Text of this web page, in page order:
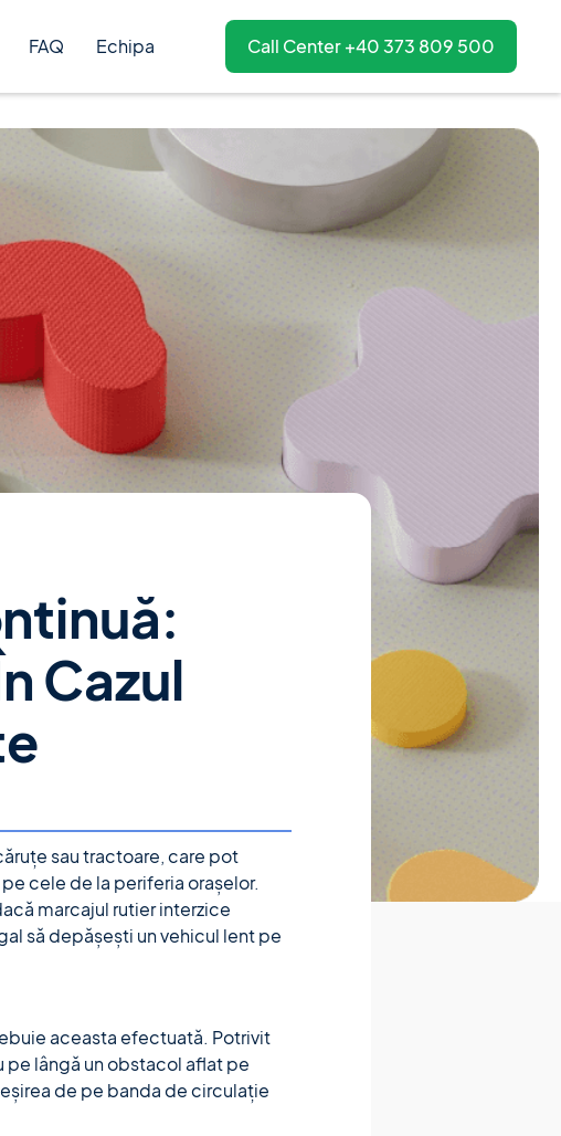
FAQ Echipa Call Center +40 373 809 500
Cazul
sau tractoare, care pot
cele de la periferia orașelor.
marcajul rutier interzice
să depășești un vehicul lent pe
aceasta efectuată. Potrivit
pe lângă un obstacol aflat pe
de pe banda de circulație